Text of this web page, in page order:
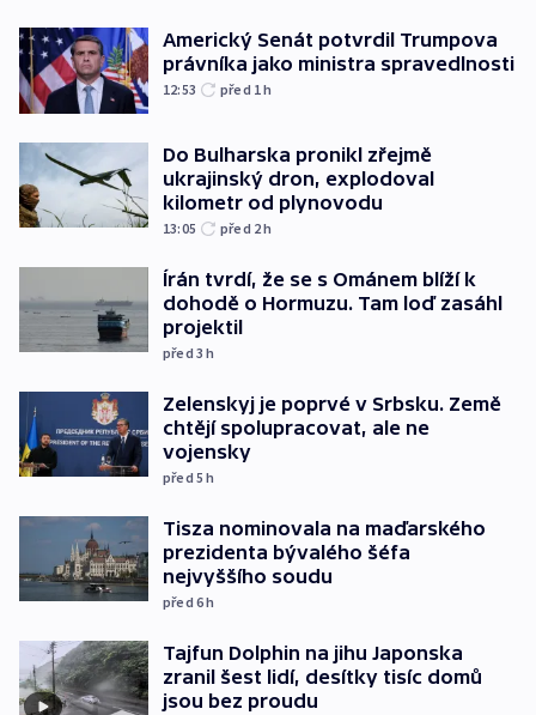
Americký Senát potvrdil Trumpova
právníka jako ministra spravedlnosti
12:53 před 1h
Do Bulharska pronikl zřejmě
ukrajinský dron, explodoval
kilometr od plynovodu
13:05 před 2h
Írán tvrdí, že se s Ománem blíží k
dohodě o Hormuzu. Tam loď zasáhl
projektil
před 3h
Zelenskyj je poprvé v Srbsku. Země
chtějí spolupracovat, ale ne
vojensky
před 5h
Tisza nominovala na maďarského
prezidenta bývalého šéfa
nejvyššího soudu
před 6h
Tajfun Dolphin na jihu Japonska
zranil šest lidí, desítky tisíc domů
jsou bez proudu